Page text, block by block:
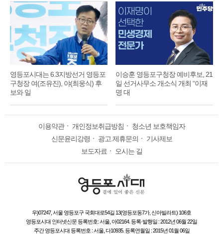
구
영등포시대는 6.3지방선거 영등포
구청장 여(조유진), 야(최웅식) 후
보와 일
구
이승훈 영등포구청장 예비후보, 21
일 선거사무소 개소식 개최 “이재
명 대
이용약관ㆍ 개인정보취급방침 ㆍ 청소년 보호책임자
신문윤리강령 ㆍ 광고.제휴문의 ㆍ 기사제보
보도자료ㆍ 오시는 길
우)07247, 서울 영등포구 국회대로54길 13(영등포동7가, 신아빌라트) 106호
영등포시대 인터넷신문 등록번호: 서울, 아02164. 등록·발행일 : 2012년 06월 22일
주간 영등포시대 등록번호 : 서울, 다10935. 등록연월일 : 2015년 01월 06일